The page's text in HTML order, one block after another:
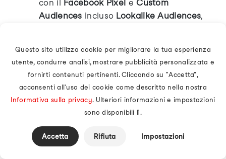
con il Facebook Pixel eCustom
Audiences incluso Lookalike Audiences,
Google Ads: Pubblicità sui motori di
ricerca; Fornitore: Google; Informazioni
specifiche su Google Ads: Pubblicità
di dominio, inclusi doubleclick.net,
googlesyndication.com, per Google Ads,
"Pubblicità" (Google)
Questo sito utilizza cookie per migliorare la tua esperienza
utente, condurre analisi, mostrare pubblicità personalizzata e
fornirti contenuti pertinenti. Cliccando su "Accetta",
acconsenti all'uso dei cookie come descritto nella nostra
Informativa sulla privacy. Ulteriori informazioni e impostazioni
sono disponibili lì.
Accetta Rifiuta Impostazioni